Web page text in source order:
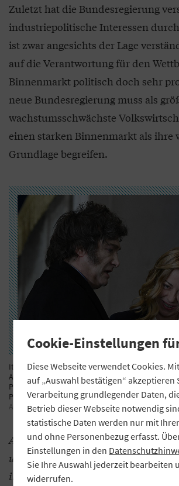
Zuletzt hat die Bundesregierung
industriepolitische Interessen
ist zwar angesichts der Lage
auf die Verantwortung für den
Binnenmarkt politisch doch sehr
neue Bundesregierung muss als
wachstumsschwächste
einen starken Binnenmarkt als ihre
Grundlage begreifen.
Italiens Ministerpräsidentin Giorgia Meloni, hier
Argentiniens Präsident Javier Milei, bei der
Präsidenten Donald Trump am 20. Januar 2025:
Polen eine Führungsrolle in Europa an.Foto:
AdMedia
Anfang Dezember 2024 hat die neue
unter Kommissionspräsidentin
ihre Arbeit aufgenommen. Sie geht
Cookie-Einstellungen
Diese Webseite verwendet Cookies.
auf „Auswahl bestätigen“ akzeptieren
Verarbeitung grundlegender Daten,
Betrieb dieser Webseite notwendig
statistische Daten werden nur mit
und ohne Personenbezug erfasst.
Einstellungen in den
Sie Ihre Auswahl jederzeit bearbeiten
widerrufen.